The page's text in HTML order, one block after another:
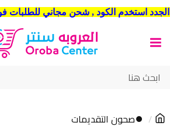
شحن مجاني للطلبات فوق 499رس داخل الرياض . وشحن الي جميع مدن المملكة العربية
⏺صحون التقديمات